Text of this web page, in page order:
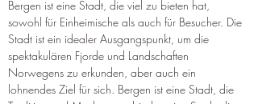
Bergen ist eine Stadt, die viel zu bieten hat,
sowohl für Einheimische als auch für Besucher. Die
Stadt ist ein idealer Ausgangspunkt, um die
spektakulären Fjorde und Landschaften
Norwegens zu erkunden, aber auch ein
lohnendes Ziel für sich. Bergen ist eine Stadt, die